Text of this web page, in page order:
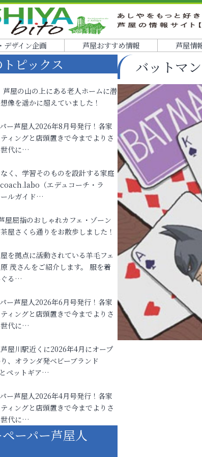
デザイン企画 芦屋おすすめ情報 芦屋情
バットマン
ピックス
屋の山の上にある老人ホームに潜
像を遥かに超えていました！
ー芦屋人2026年8月号発行！各家
ィングと店頭置きで今までよりさ
世代に…
く、学習そのものを設計する家庭
（エデュコーチ・ラ
ルガイド…
屋屈指のおしゃれカフェ・ゾーン
屋さくら通りをお散歩しました！
を拠点に活動されている羊毛フェ
茂さんをご紹介します。 服を着
ぐる…
ー芦屋人2026年6月号発行！各家
ィングと店頭置きで今までよりさ
世代に…
屋川駅近くに2026年4月にオープ
、オランダ発ベビーブランド
ペットギア…
ー芦屋人2026年4月号発行！各家
ィングと店頭置きで今までよりさ
世代に…
ーパー芦屋人